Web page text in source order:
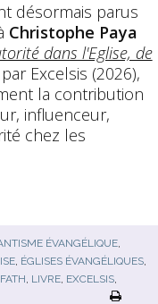
désormais parus
Christophe Paya
dans l'Eglise, de
Excelsis (2026),
la contribution
influenceur,
chez les
ÉVANGÉLIQUE
, ÉGLISES ÉVANGÉLIQUES,
LIVRE, EXCELSIS,